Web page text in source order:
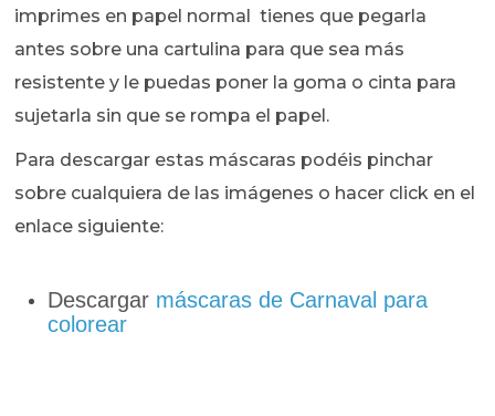
imprimes en papel normal tienes que pegarla
antes sobre una cartulina para que sea más
resistente y le puedas poner la goma o cinta para
sujetarla sin que se rompa el papel.
Para descargar estas máscaras podéis pinchar
sobre cualquiera de las imágenes o hacer click en el
enlace siguiente:
Descargar máscaras de Carnaval para
colorear